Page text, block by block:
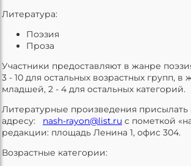
Литература:
Поэзия
Проза
Участники предоставляют в жанре
3 - 10 для остальных возрастных групп,
младшей, 2 - 4 для остальных категорий.
Литературные произведения присылать
адресу: nash-rayon@list.ru с пометкой
редакции: площадь Ленина 1, офис 304.
Возрастные категории: